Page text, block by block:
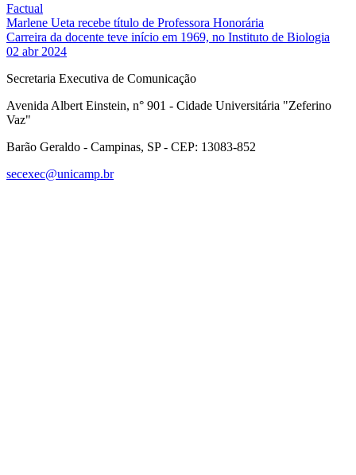
Factual
Marlene Ueta recebe título de Professora Honorária
Carreira da docente teve início em 1969, no Instituto de Biologia
02 abr 2024
Secretaria Executiva de Comunicação
Avenida Albert Einstein, n° 901 - Cidade Universitária "Zeferino
Vaz"
Barão Geraldo - Campinas, SP - CEP: 13083-852
secexec@unicamp.br